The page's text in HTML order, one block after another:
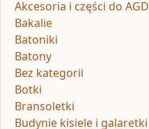
Akcesoria i części do AGD
Bakalie
Batoniki
Batony
Bez kategorii
Botki
Bransoletki
Budynie kisiele i galaretki